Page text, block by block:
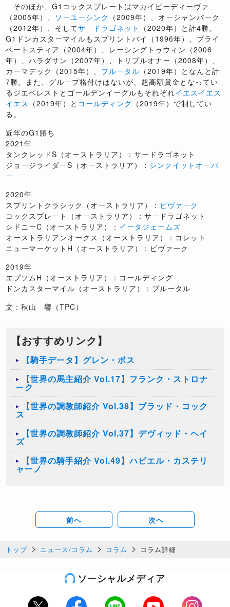
そのほか、G1コックスプレートはマカイビーディーヴァ
（2005年）、 ソーユーシンク （2009年）、オーシャンパーク
（2012年）、そしてサードラゴネット
（2020年）と計4勝。
G1ドンカスターマイルもスプリントバイ（1996年）、プライ
ベートスティア（2004年）、レーシングトゥウィン（2006
年）、ハラダサン（2007年）、トリプルオナー（2008年）、
カーマデック（2015年）、 ブルータル （2019年）となんと計
7勝。また、グループ格付けはないが、超高額賞金となってい
るジエベレストとゴールデンイーグルもそれぞれイエスイエス
イエス （2019年）と コールディング （2019年）で制してい
る。
近年のG1勝ち
2021年
タンクレッドS（オーストラリア）：サードラゴネット
ジョージライダーS（オーストラリア）： シンクイットオーバ
ー
2020年
スプリントクラシック（オーストラリア）： ビヴァーク
コックスプレート（オーストラリア）：サードラゴネット
シドニーC（オーストラリア）： イータジェームズ
オーストラリアンオークス（オーストラリア）：コレット
ニューマーケットH（オーストラリア）：ビヴァーク
2019年
エプソムH（オーストラリア）：コールディング
ドンカスターマイル（オーストラリア）：ブルータル
文：秋山 響（TPC）
【おすすめリンク】
【騎手データ】グレン・ボス
【世界の馬主紹介 Vol.17】フランク・ストロナ
ーク
【世界の調教師紹介 Vol.38】ブラッド・コック
ス
【世界の調教師紹介 Vol.37】デヴィッド・ヘイ
ズ
【世界の騎手紹介 Vol.49】ハビエル・カステリ
ャーノ
前へ 次へ
トップ ニュース/コラム コラム コラム詳細
ソーシャルメディア